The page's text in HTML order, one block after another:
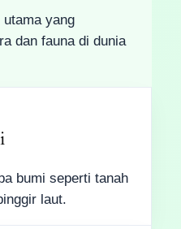
yang
dan fauna di dunia
bumi seperti tanah
laut.